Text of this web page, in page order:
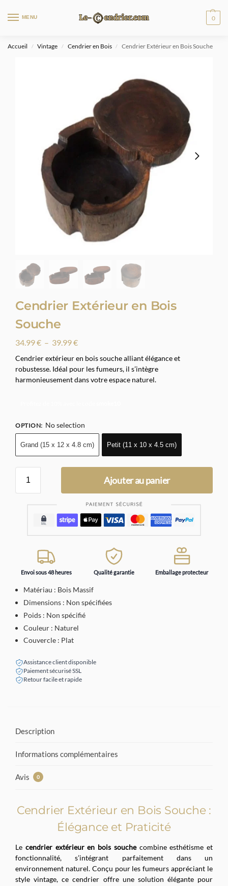
MENU 0
Accueil / Vintage / Cendrier en Bois / Cendrier Extérieur en Bois Souche
Cendrier Extérieur en Bois
Souche
34.99€ – 39.99€
Cendrier extérieur en bois souche alliant élégance et
robustesse. Idéal pour les fumeurs, il s’intègre
harmonieusement dans votre espace naturel.
OPTION: No selection
Grand (15 x 12 x 4.8 cm) Petit (11 x 10 x 4.5 cm)
Ajouter au panier
Envoi sous 48 heures Qualité garantie Emballage protecteur
Matériau : Bois Massif
Dimensions : Non spécifiées
Poids : Non spécifié
Couleur : Naturel
Couvercle : Plat
Assistance client disponible
Paiement sécurisé SSL
Retour facile et rapide
Description
Informations complémentaires
Avis 0
Cendrier Extérieur en Bois Souche :
Élégance et Praticité
Le cendrier extérieur en bois souchecombine esthétisme et
fonctionnalité, s’intégrant parfaitement dans un
environnement naturel. Conçu pour les fumeurs appréciant le
style vintage, ce cendrier offre une solution élégante pour